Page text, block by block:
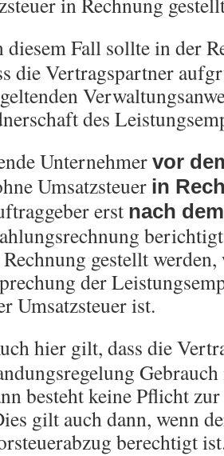
diesem Fall sollte in der
die Vertragspartner
des
Unternehmer vor
Umsatzsteuer in
erst nach
gestellt
der
Umsatzsteuer ist.
hier gilt, dass die
besteht keine Pflicht
gilt auch dann, wenn
berechtigt